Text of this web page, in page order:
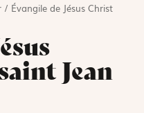
/ Évangile de Jésus Christ
Jean